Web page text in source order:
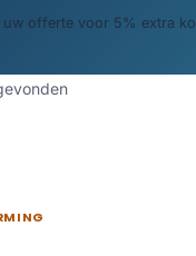
offerte voor 5% extra